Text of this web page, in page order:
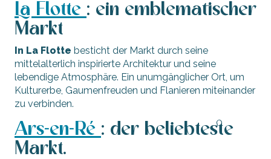
La Flotte : ein emblematischer
Markt
In La Flotte besticht der Markt durch seine
mittelalterlich inspirierte Architektur und seine
lebendige Atmosphäre. Ein unumgänglicher Ort, um
Kulturerbe, Gaumenfreuden und Flanieren miteinander
zu verbinden.
Ars-en-Ré : der beliebteste
Markt.